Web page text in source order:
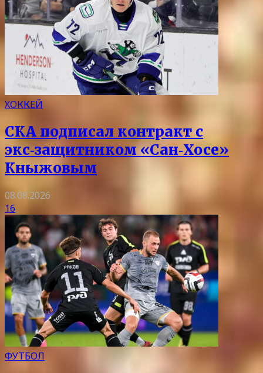
ХОККЕЙ
СКА подписал контракт с
экс‑защитником «Сан‑Хосе»
Кныжовым
08.08.2026
16
ФУТБОЛ